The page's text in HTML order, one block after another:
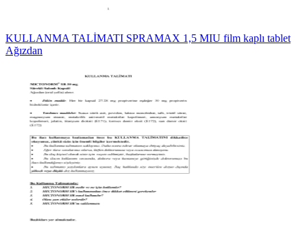
KULLANMA TALİMATI SPRAMAX 1,5 MIU film kaplı tablet
Ağızdan